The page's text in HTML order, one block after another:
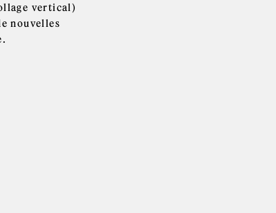
vertical)
nouvelles